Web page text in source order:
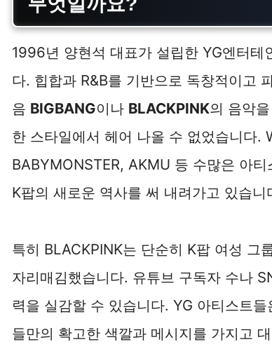
1996년 양현석 대표가 설립한 YG엔터테
다. 힙합과 R&B를 기반으로 독창적이고
음 BIGBANG이나 BLACKPINK의 음악
한 스타일에서 헤어 나올 수 없었습니다.
BABYMONSTER, AKMU 등 수많은 아
K팝의 새로운 역사를 써 내려가고 있습니
특히 BLACKPINK는 단순히 K팝 여성 그
자리매김했습니다. 유튜브 구독자 수나
력을 실감할 수 있습니다. YG 아티스트
들만의 확고한 색깔과 메시지를 가지고